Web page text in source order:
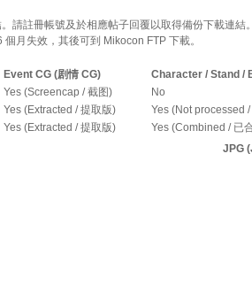
請註冊帳號及於相應帖子回覆以取得備份下載連結
月失效，其後可到 Mikocon FTP 下載。
Event CG (剧情 CG)
Character / Stand /
Yes (Screencap / 截图)
No
Yes (Extracted / 提取版)
Yes (Not processed
Yes (Extracted / 提取版) Yes (Combined / 已
JPG